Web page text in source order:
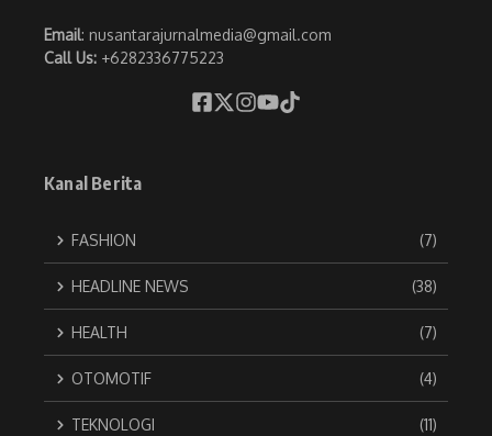
Email: nusantarajurnalmedia@gmail.com
Call Us: +6282336775223
Kanal Berita
FASHION (7)
HEADLINE NEWS (38)
HEALTH (7)
OTOMOTIF (4)
TEKNOLOGI (11)